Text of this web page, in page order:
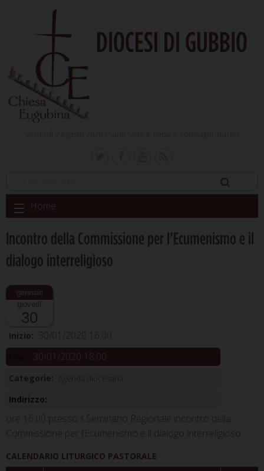
DIOCESI DI GUBBIO
Skip
to
Home
Incontro della Commissione per l’Ecumenismo e il
dialogo interreligioso
giovedì
30
Inizio: 30/01/2020 16:00
30/01/2020 18:00
Categorie:
Indirizzo:
ore 16.00 presso il Seminario Regionale incontro della
Commissione per l’Ecumenismo e il dialogo interreligioso
CALENDARIO LITURGICO PASTORALE